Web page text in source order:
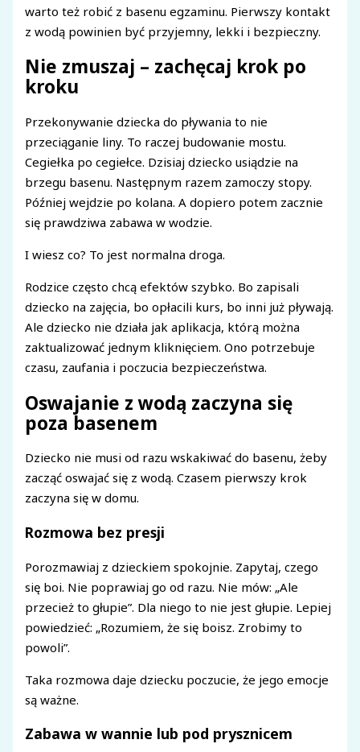
warto też robić z basenu egzaminu. Pierwszy kontakt
z wodą powinien być przyjemny, lekki i bezpieczny.
Nie zmuszaj – zachęcaj krok po
kroku
Przekonywanie dziecka do pływania to nie
przeciąganie liny. To raczej budowanie mostu.
Cegiełka po cegiełce. Dzisiaj dziecko usiądzie na
brzegu basenu. Następnym razem zamoczy stopy.
Później wejdzie po kolana. A dopiero potem zacznie
się prawdziwa zabawa w wodzie.
I wiesz co? To jest normalna droga.
Rodzice często chcą efektów szybko. Bo zapisali
dziecko na zajęcia, bo opłacili kurs, bo inni już pływają.
Ale dziecko nie działa jak aplikacja, którą można
zaktualizować jednym kliknięciem. Ono potrzebuje
czasu, zaufania i poczucia bezpieczeństwa.
Oswajanie z wodą zaczyna się
poza basenem
Dziecko nie musi od razu wskakiwać do basenu, żeby
zacząć oswajać się z wodą. Czasem pierwszy krok
zaczyna się w domu.
Rozmowa bez presji
Porozmawiaj z dzieckiem spokojnie. Zapytaj, czego
się boi. Nie poprawiaj go od razu. Nie mów: „Ale
przecież to głupie”. Dla niego to nie jest głupie. Lepiej
powiedzieć: „Rozumiem, że się boisz. Zrobimy to
powoli”.
Taka rozmowa daje dziecku poczucie, że jego emocje
są ważne.
Zabawa w wannie lub pod prysznicem